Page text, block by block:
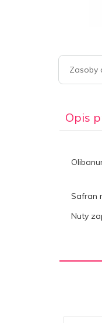
Zasoby
Opis
Safran
Nuty